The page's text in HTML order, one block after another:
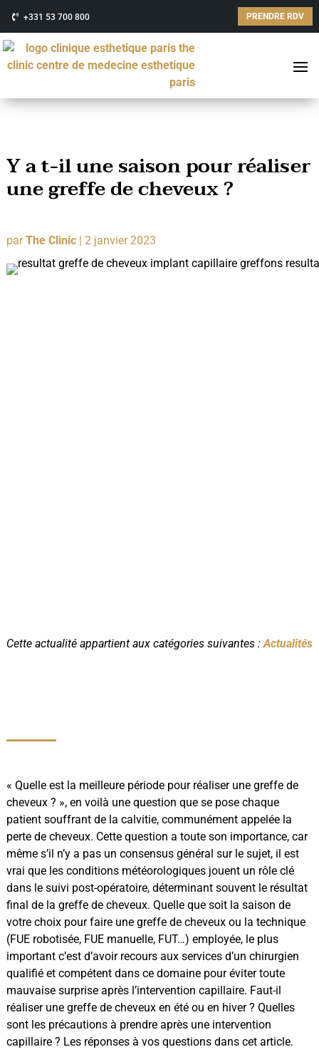
+331 53 700 800 PRENDRE RDV
Y a t-il une saison pour réaliser
une greffe de cheveux ?
parThe Clinic| 2 janvier 2023
Cette actualité appartient aux catégories suivantes :Actualités
« Quelle est la meilleure période pour réaliser une greffe de
cheveux ? », en voilà une question que se pose chaque
patient souffrant de la calvitie, communément appelée la
perte de cheveux. Cette question a toute son importance, car
même s’il n’y a pas un consensus général sur le sujet, il est
vrai que les conditions météorologiques jouent un rôle clé
dans le suivi post-opératoire, déterminant souvent le résultat
final de la greffe de cheveux. Quelle que soit la saison de
votre choix pour faire une greffe de cheveux ou la technique
(FUE robotisée, FUE manuelle, FUT…) employée, le plus
important c’est d’avoir recours aux services d’un chirurgien
qualifié et compétent dans ce domaine pour éviter toute
mauvaise surprise après l’intervention capillaire. Faut-il
réaliser une greffe de cheveux en été ou en hiver ? Quelles
sont les précautions à prendre après une intervention
capillaire ? Les réponses à vos questions dans cet article.